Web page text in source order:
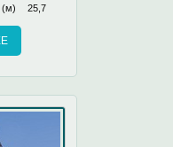
(м)
25,7